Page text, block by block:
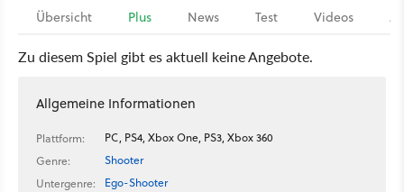
Übersicht Plus News Test Videos
Zu diesem Spiel gibt es aktuell keine Angebote.
Allgemeine Informationen
Plattform:
PC, PS4, Xbox One, PS3, Xbox 360
Genre:
Shooter
Untergenre:
Ego-Shooter